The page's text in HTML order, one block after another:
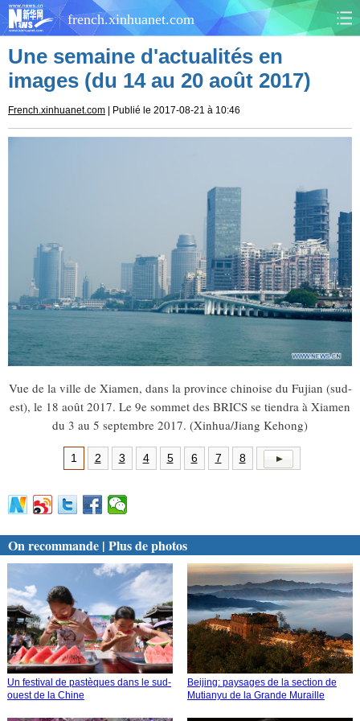
french.xinhuanet.com
CHINE MONDE
CULTURE SOCIÉTÉ
PLANÈTE
TOURISME DOCUMENTS
DOSSIERS PHOTOS
VIDÉOS
Une semaine d'actualités en
images (du 14 au 20 août 2017)
French.xinhuanet.com | Publié le 2017-08-21 à 10:46
Vue de la ville de Xiamen, dans la province chinoise du Fujian (sud-
est), le 18 août 2017. Le 9e sommet des BRICS se tiendra à Xiamen
du 3 au 5 septembre 2017. (Xinhua/Jiang Kehong)
1 2 3 4 5 6 7 8
On recommande | Plus de photos
Un festival de pastèques dans le sud-
ouest de la Chine
Beijing: paysages de la section de
Mutianyu de la Grande Muraille